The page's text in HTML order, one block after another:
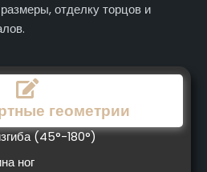
отделку торцов и
геометрии
(45°-180°)
ног